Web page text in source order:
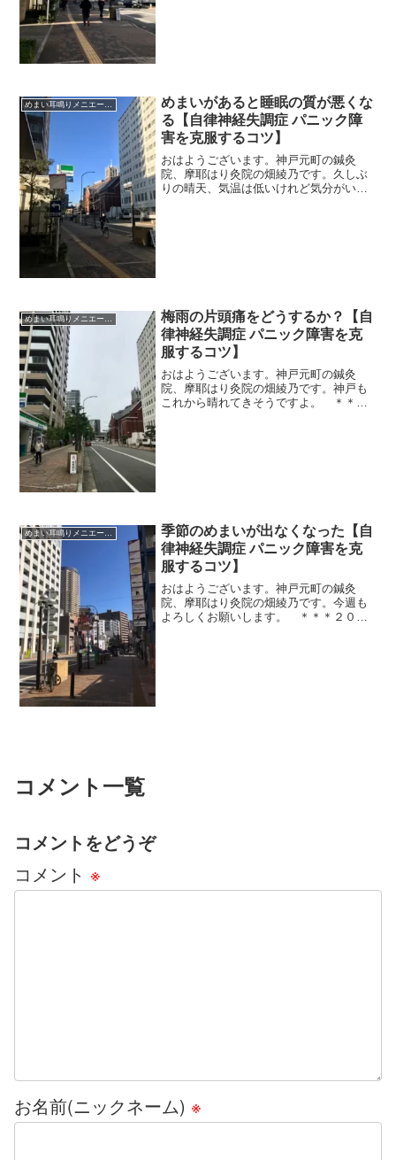
めまい耳鳴りメニエール突発性難聴
めまいがあると睡眠の質が悪くな
る【自律神経失調症 パニック障
害を克服するコツ】
おはようございます。神戸元町の鍼灸
院、摩耶はり灸院の畑綾乃です。久しぶ
りの晴天、気温は低いけれど気分がいい
めまい耳鳴りメニエール突発性難聴
梅雨の片頭痛をどうするか？【自
律神経失調症 パニック障害を克
服するコツ】
おはようございます。神戸元町の鍼灸
院、摩耶はり灸院の畑綾乃です。神戸も
これから晴れてきそうですよ。 ＊＊＊
めまい耳鳴りメニエール突発性難聴
季節のめまいが出なくなった【自
律神経失調症 パニック障害を克
服するコツ】
おはようございます。神戸元町の鍼灸
院、摩耶はり灸院の畑綾乃です。今週も
よろしくお願いします。 ＊＊＊２０年
コメント一覧
コメントをどうぞ
コメント ※
お名前(ニックネーム) ※